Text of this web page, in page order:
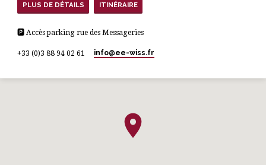
PLUS DE DÉTAILS ITINÉRAIRE
🅿 Accès parking rue des Messageries
+33 (0)3 88 94 02 61 info​@ee-wiss.fr